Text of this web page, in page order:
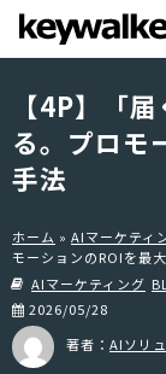
【4P】「
る。プロモ
手法
ホーム » AIマーケティ
モーションのROIを最
AIマーケティング
2026/05/28
著者： AIソリ